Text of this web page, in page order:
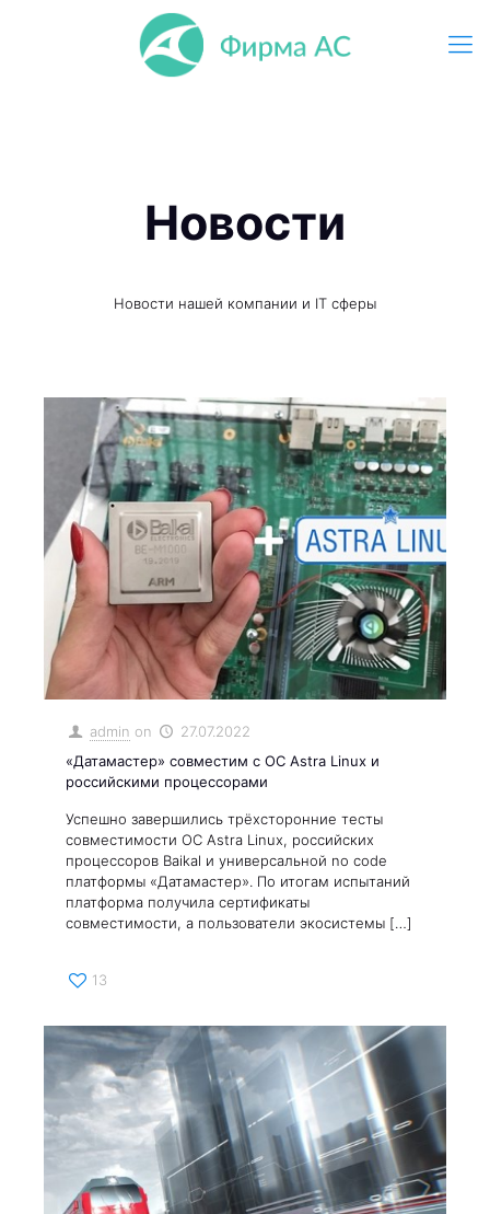
Новости
Новости нашей компании и IT сферы
admin on
27.07.2022
«Датамастер» совместим с ОС Astra Linux и
российскими процессорами
Успешно завершились трёхсторонние тесты
совместимости ОС Astra Linux, российских
процессоров Baikal и универсальной no code
платформы «Датамастер». По итогам испытаний
платформа получила сертификаты
совместимости, а пользователи экосистемы […]
13